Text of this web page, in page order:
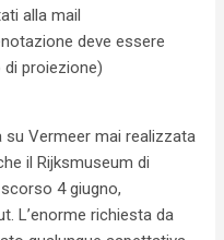
alla mail
deve essere
proiezione)
Vermeer mai realizzata
il Rijksmuseum di
4 giugno,
L’enorme richiesta da